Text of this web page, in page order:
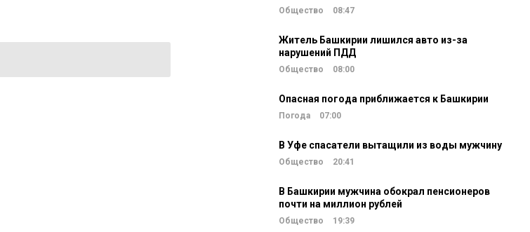
Общество 08:47
Житель Башкирии лишился авто из-за
нарушений ПДД
Общество 08:00
Опасная погода приближается к Башкирии
Погода 07:00
В Уфе спасатели вытащили из воды мужчину
Общество 20:41
В Башкирии мужчина обокрал пенсионеров
почти на миллион рублей
Общество 19:39